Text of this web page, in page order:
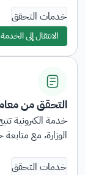
خدمات التحقق
التحقق من
خدمة الكترونية
الوزارة، مع
خدمات التحقق